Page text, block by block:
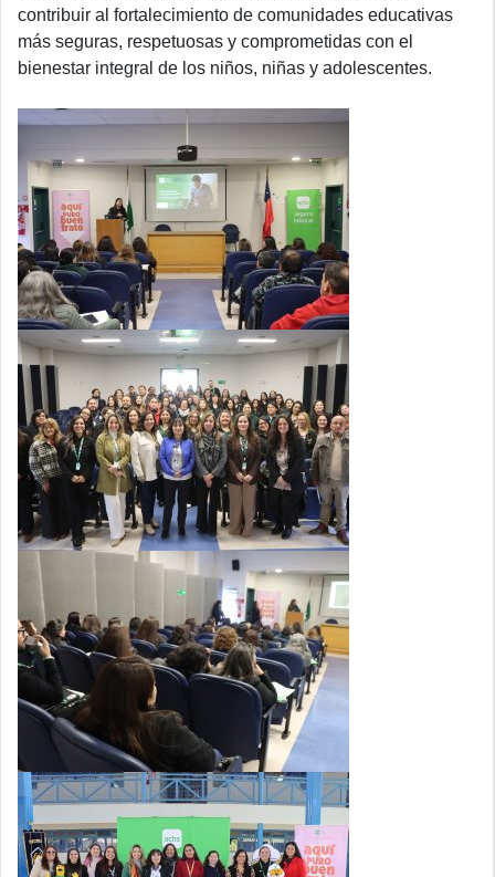
contribuir al fortalecimiento de comunidades educativas
más seguras, respetuosas y comprometidas con el
bienestar integral de los niños, niñas y adolescentes.